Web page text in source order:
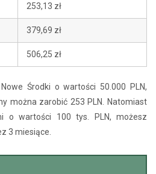
253,13 zł
379,69 zł
506,25 zł
Środki o wartości 50.000 PLN,
można zarobić 253 PLN. Natomiast
o wartości 100 tys. PLN, możesz
3 miesiące.